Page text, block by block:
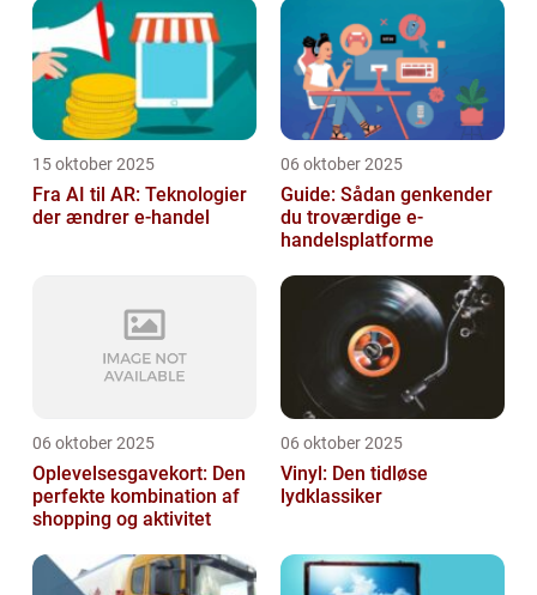
15 oktober 2025
Fra AI til AR: Teknologier
der ændrer e-handel
06 oktober 2025
Guide: Sådan genkender
du troværdige e-
handelsplatforme
06 oktober 2025
Oplevelsesgavekort: Den
perfekte kombination af
shopping og aktivitet
06 oktober 2025
Vinyl: Den tidløse
lydklassiker